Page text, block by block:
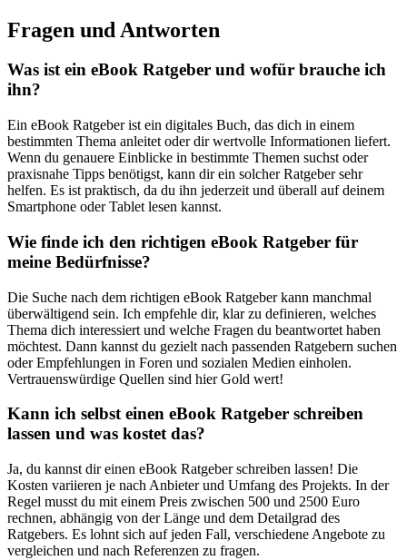
Fragen und ⁤Antworten
Was ist ein eBook Ratgeber und wofür brauche⁤ ich
ihn?
Ein eBook Ratgeber ist ⁣ein⁢ digitales ‌Buch, ⁣das dich ‌in einem
bestimmten Thema anleitet oder dir wertvolle Informationen‌ liefert.
Wenn ⁣du genauere ⁢Einblicke ‍in bestimmte Themen suchst oder
praxisnahe ‌Tipps benötigst, ⁢kann dir ein solcher Ratgeber sehr⁣
helfen. Es ⁣ist‌ praktisch, da‍ du ihn jederzeit und überall auf⁣ deinem
Smartphone​ oder Tablet ⁣lesen kannst.
Wie finde ich den⁣ richtigen⁣ eBook Ratgeber für
meine⁤ Bedürfnisse?
Die​ Suche nach dem ⁢richtigen eBook Ratgeber kann manchmal⁢
überwältigend sein. Ich empfehle dir, klar zu definieren, ‍welches
⁤Thema dich interessiert⁢ und ⁢welche Fragen⁤ du beantwortet haben
möchtest. Dann kannst du⁢ gezielt nach​ passenden Ratgebern suchen​
oder‍ Empfehlungen in Foren ‌und sozialen Medien einholen.
Vertrauenswürdige​ Quellen sind hier Gold wert!
Kann ich selbst einen eBook Ratgeber ⁢schreiben
lassen und was kostet⁤ das?
Ja, du kannst dir​ einen eBook Ratgeber ⁣schreiben lassen! Die
Kosten ⁤variieren je‍ nach Anbieter und ⁤Umfang des ‍Projekts. In⁤ der
⁤Regel musst du mit einem Preis zwischen 500 und​ 2500 Euro
rechnen,‌ abhängig von der ⁢Länge und dem Detailgrad des
Ratgebers. Es lohnt sich auf jeden Fall, verschiedene Angebote zu
vergleichen und⁢ nach Referenzen zu fragen.